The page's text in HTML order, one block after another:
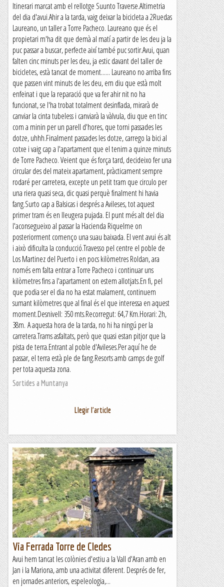
Itinerari marcat amb el rellotge Suunto Traverse.Altimetria
del dia d'avui.Ahir a la tarda, vaig deixar la bicicleta a 2Ruedas
Laureano, un taller a Torre Pacheco. Laureano que és el
propietari m'ha dit que demà al matí a partir de les deu ja la
puc passar a buscar, perfecte així també puc sortir.Avui, quan
falten cinc minuts per les deu, ja estic davant del taller de
bicicletes, està tancat de moment...... Laureano no arriba fins
que passen vint minuts de les deu, em diu que està molt
enfeinat i que la reparació que va fer ahir nit no ha
funcionat, se l'ha trobat totalment desinflada, mirarà de
canviar la cinta tubeless i canviarà la vàlvula, diu que en tinc
com a minin per un parell d'hores, que torni passades les
dotze, uhhh.Finalment passades les dotze, carrego la bici al
cotxe i vaig cap a l'apartament que el tenim a quinze minuts
de Torre Pacheco. Veient que és força tard, decideixo fer una
circular des del mateix apartament, pràcticament sempre
rodaré per carretera, excepte un petit tram que circulo per
una riera quasi seca, dic quasi perquè finalment hi havia
fang.Surto cap a Balsicas i després a Avileses, tot aquest
primer tram és en lleugera pujada. El punt més alt del dia
l'aconsegueixo al passar la Hacienda Riquelme on
posteriorment començo una suau baixada. El vent avui és alt
i això dificulta la conducció.Travesso pel centre el poble de
Los Martinez del Puerto i en pocs kilòmetres Roldan, ara
només em falta entrar a Torre Pacheco i continuar uns
kilòmetres fins a l'apartament on estem allotjats.En fi, pel
que podia ser el dia no ha estat malament, continuem
sumant kilòmetres que al final és el que interessa en aquest
moment.Desnivell: 350 mts.Recorregut: 64,7 Km.Horari: 2h,
38m. A aquesta hora de la tarda, no hi ha ningú per la
carretera.Trams asfaltats, però que quasi estan pitjor que la
pista de terra.Entrant al poble d'Avileses.Per aquí he de
passar, el terra està ple de fang.Resorts amb camps de golf
per tota aquesta zona.
Sortides a Muntanya
Llegir l'article
Via Ferrada Torre de Cledes
Avui hem tancat les colònies d'estiu a la Vall d'Aran amb en
Jan i la Mariona, amb una activitat diferent. Després de fer,
en jornades anteriors, espeleologia,...